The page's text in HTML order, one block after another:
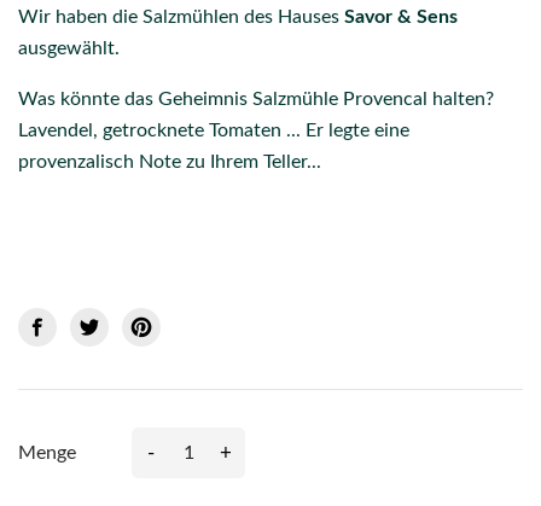
Wir haben die Salzmühlen des Hauses Savor & Sens
ausgewählt.
Was könnte das Geheimnis Salzmühle Provencal halten?
Lavendel, getrocknete Tomaten ... Er legte eine
provenzalisch Note zu Ihrem Teller...
Menge - +